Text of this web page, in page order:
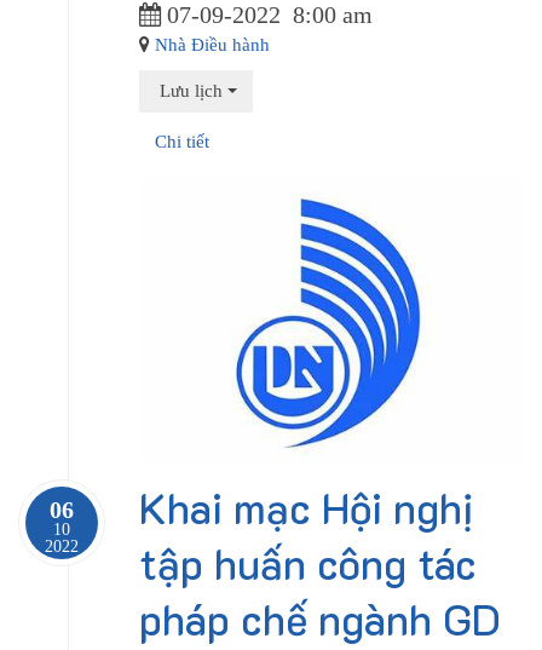
07-09-2022 8:00 am
Nhà Điều hành
Lưu lịch
Chi tiết
06
10
2022
Khai mạc Hội nghị
tập huấn công tác
pháp chế ngành GD